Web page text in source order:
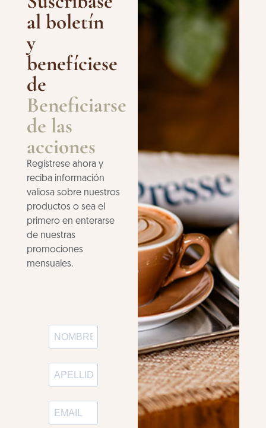
al boletín
y
benefíciese
de
Beneficiarse
de las
acciones
Regístrese ahora y
reciba información
valiosa sobre nuestros
productos o sea el
primero en enterarse
de nuestras
promociones
mensuales.